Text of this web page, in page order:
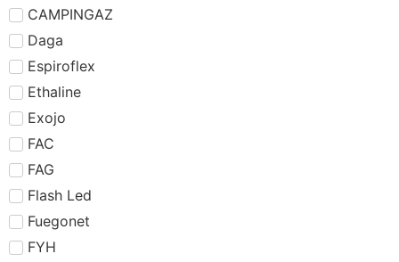
CAMPINGAZ
Daga
Espiroflex
Ethaline
Exojo
FAC
FAG
Flash Led
Fuegonet
FYH